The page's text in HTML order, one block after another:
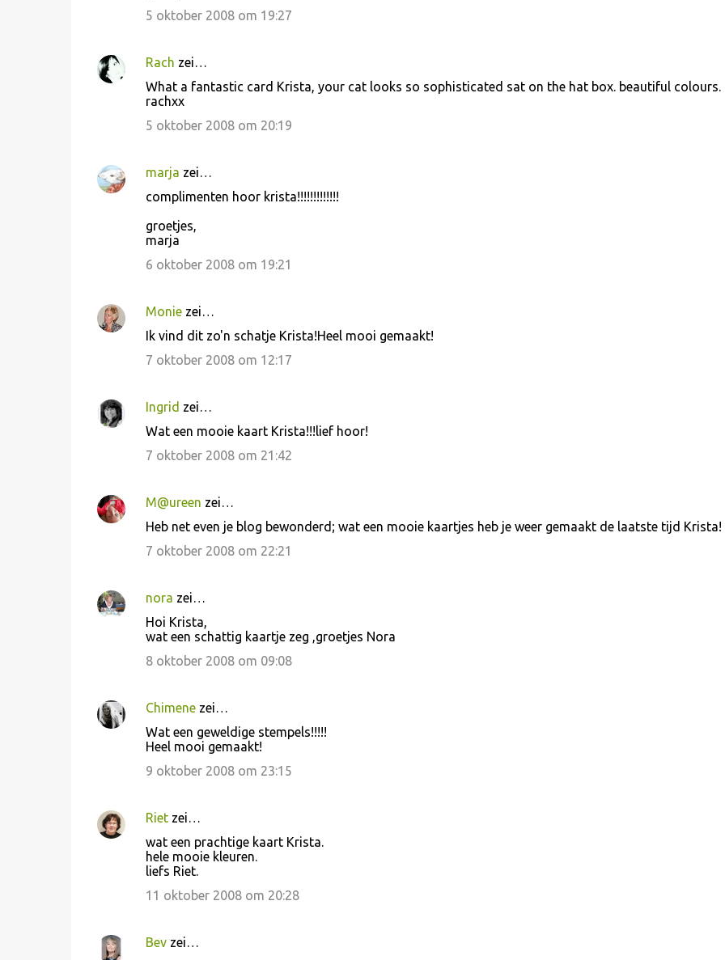
5 oktober 2008 om 19:27
Rach zei…
What a fantastic card Krista, your cat looks so sophisticated sat on the hat box. beautiful colours.
rachxx
5 oktober 2008 om 20:19
marja zei…
complimenten hoor krista!!!!!!!!!!!!!
groetjes,
marja
6 oktober 2008 om 19:21
Moniezei…
Ik vind dit zo'n schatje Krista!Heel mooi gemaakt!
7 oktober 2008 om 12:17
Ingrid zei…
Wat een mooie kaart Krista!!!lief hoor!
7 oktober 2008 om 21:42
M@ureen zei…
Heb net even je blog bewonderd; wat een mooie kaartjes heb je weer gemaakt de laatste tijd Krista!
7 oktober 2008 om 22:21
nora zei…
Hoi Krista,
wat een schattig kaartje zeg ,groetjes Nora
8 oktober 2008 om 09:08
Chimenezei…
Wat een geweldige stempels!!!!!
Heel mooi gemaakt!
9 oktober 2008 om 23:15
Rietzei…
wat een prachtige kaart Krista.
hele mooie kleuren.
liefs Riet.
11 oktober 2008 om 20:28
Bevzei…